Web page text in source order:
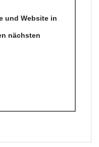
und Website in
nächsten